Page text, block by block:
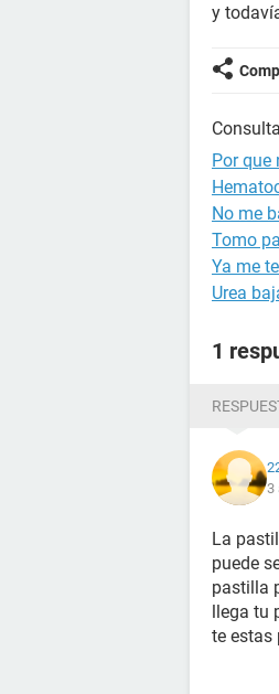
y
Por que
No me
Tomo
Ya me
Urea
1
3
La
puede
pastilla
llega tu
te estas